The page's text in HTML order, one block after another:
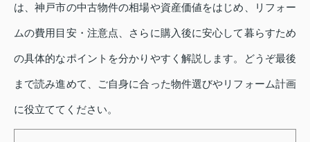
は、神戸市の中古物件の相場や資産価値をはじめ、リフォー
ムの費用目安・注意点、さらに購入後に安心して暮らすため
の具体的なポイントを分かりやすく解説します。どうぞ最後
まで読み進めて、ご自身に合った物件選びやリフォーム計画
に役立ててください。